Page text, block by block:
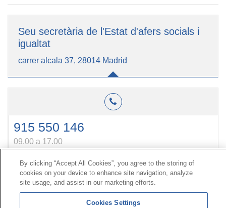
Seu secretària de l'Estat d'afers socials i
igualtat
carrer alcala 37, 28014 Madrid
915 550 146
09.00 a 17.00
Contacte |Perfil del contractant|Reclamacions
Prestacions Especials|Zona Privada Proveïdor Sanitari
By clicking “Accept All Cookies”, you agree to the storing of
cookies on your device to enhance site navigation, analyze
site usage, and assist in our marketing efforts.
Cookies Settings